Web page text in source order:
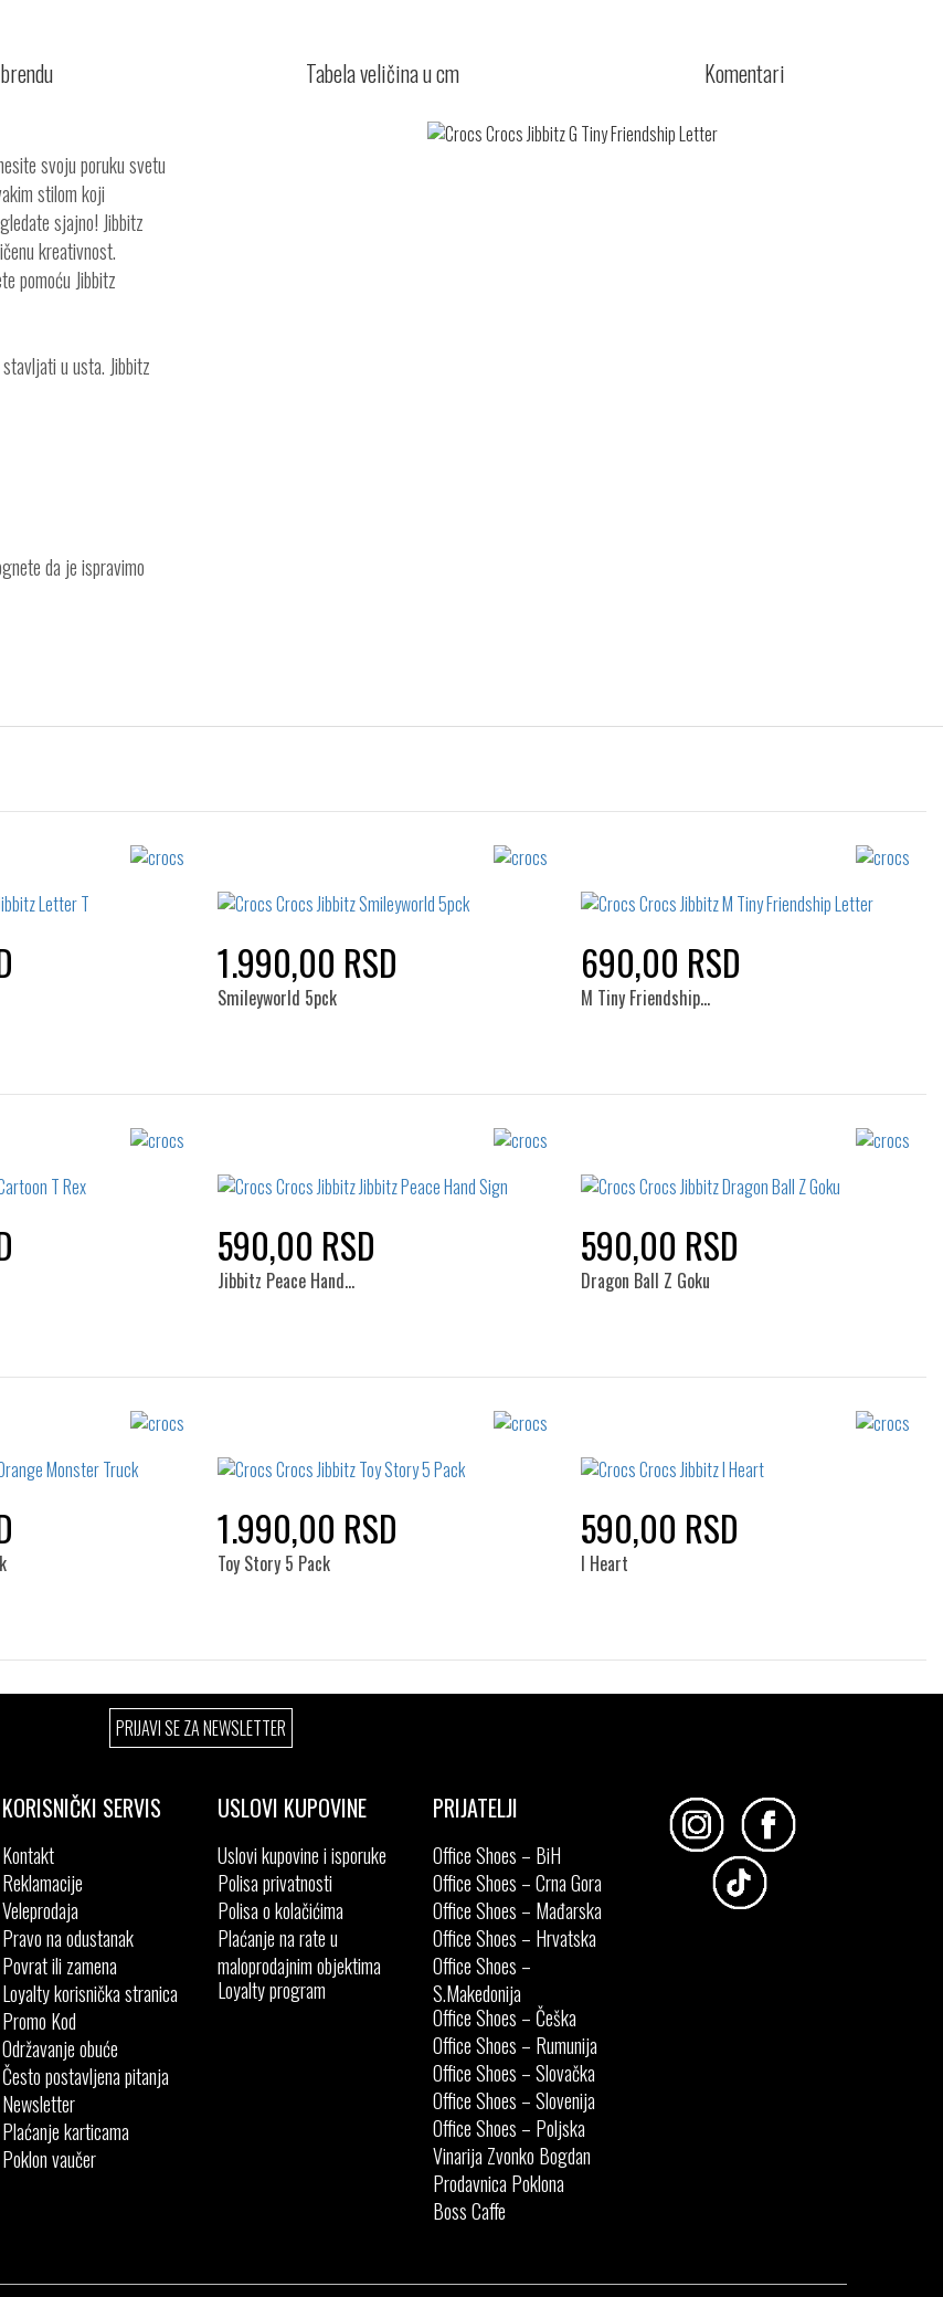
Tabela veličina u cm Komentari
svoju poruku svetu
stilom koji
sjajno! Jibbitz
kreativnost.
pomoću Jibbitz
u usta. Jibbitz
da je ispravimo
1.990,00 RSD
Smileyworld 5pck
690,00 RSD
M Tiny Friendship…
590,00 RSD
Jibbitz Peace Hand…
590,00 RSD
Dragon Ball Z Goku
željeni broj: Izaberi željeni broj:
1.990,00 RSD
Toy Story 5 Pack
Izaberi željeni broj:
590,00 RSD
I Heart
PRIJAVI SE ZA NEWSLETTER
KORISNIČKI SERVIS
Kontakt
Reklamacije
Veleprodaja
Pravo na odustanak
Povrat ili zamena
Loyalty korisnička stranica
Promo Kod
Održavanje obuće
Često postavljena pitanja
Newsletter
Plaćanje karticama
Poklon vaučer
USLOVI KUPOVINE
Uslovi kupovine i isporuke
Polisa privatnosti
Polisa o kolačićima
Plaćanje na rate u
maloprodajnim objektima
Loyalty program
PRIJATELJI
Office Shoes – BiH
Office Shoes – Crna Gora
Office Shoes – Mađarska
Office Shoes – Hrvatska
Office Shoes –
S.Makedonija
Office Shoes – Češka
Office Shoes – Rumunija
Office Shoes – Slovačka
Office Shoes – Slovenija
Office Shoes – Poljska
Vinarija Zvonko Bogdan
Prodavnica Poklona
Boss Caffe